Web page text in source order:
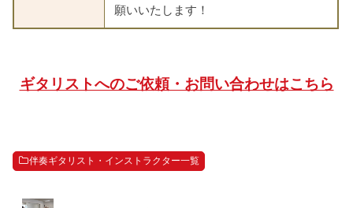
願いいたします！
ギタリストへのご依頼・お問い合わせはこちら
伴奏ギタリスト・インストラクター一覧